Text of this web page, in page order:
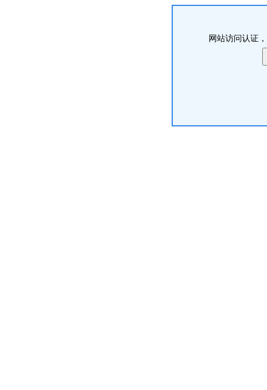
网站访问认证